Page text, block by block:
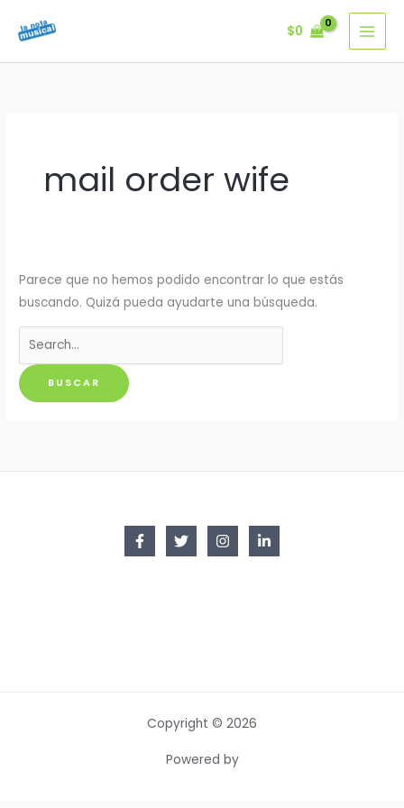
$0
mail order wife
Parece que no hemos podido encontrar lo que estás
buscando. Quizá pueda ayudarte una búsqueda.
Buscar
por:
Copyright © 2026
Powered by